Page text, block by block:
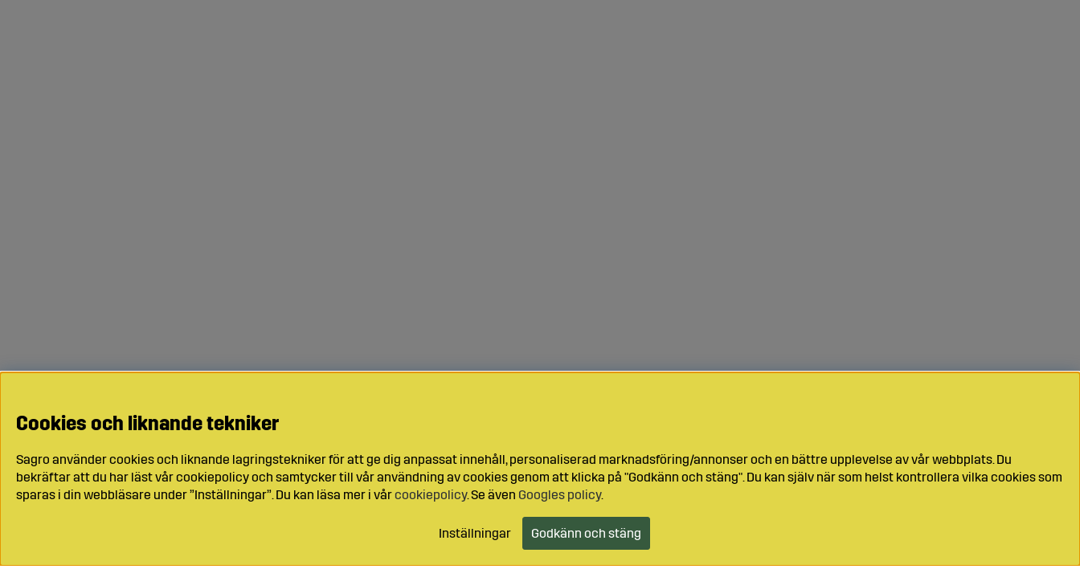
Cookies och liknande tekniker
Sagro använder cookies och liknande lagringstekniker för att ge dig anpassat innehåll, personaliserad marknadsföring/annonser och en bättre upplevelse av vår webbplats. Du
bekräftar att du har läst vår cookiepolicy och samtycker till vår användning av cookies genom att klicka på "Godkänn och stäng". Du kan själv när som helst kontrollera vilka cookies som
sparas i din webbläsare under ”Inställningar”. Du kan läsa mer i vårcookiepolicy. Se även Googles policy.
Inställningar Godkänn och stäng